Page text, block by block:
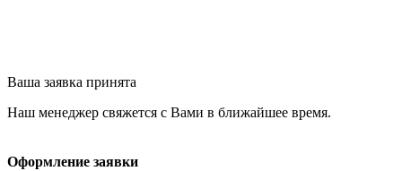
Ваша заявка принята
Наш менеджер свяжется с Вами в ближайшее время.
Оформление заявки